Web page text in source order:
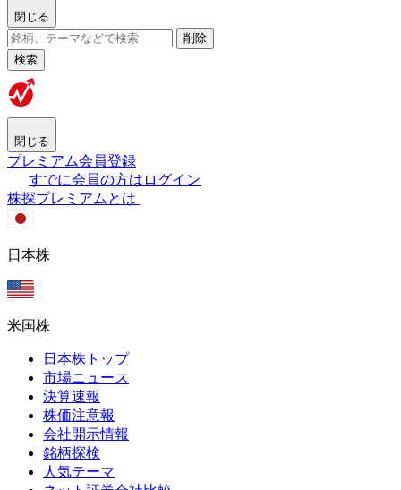
閉じる
削除
検索
閉じる
プレミアム会員登録
すでに会員の方はログイン
株探プレミアムとは
日本株
米国株
日本株トップ
市場ニュース
決算速報
株価注意報
会社開示情報
銘柄探検
人気テーマ